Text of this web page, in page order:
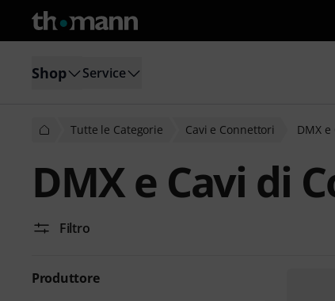
Shop Service
Tutte le Categorie Cavi e Connettori DMX
DMX e Cavi di
Filtro
Produttore